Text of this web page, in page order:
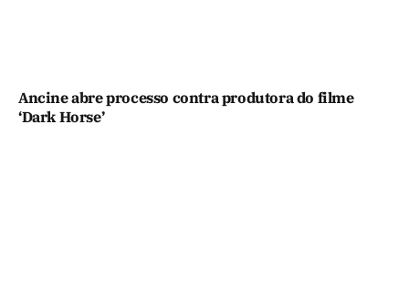
Ancine abre processo contra produtora do filme
‘Dark Horse’